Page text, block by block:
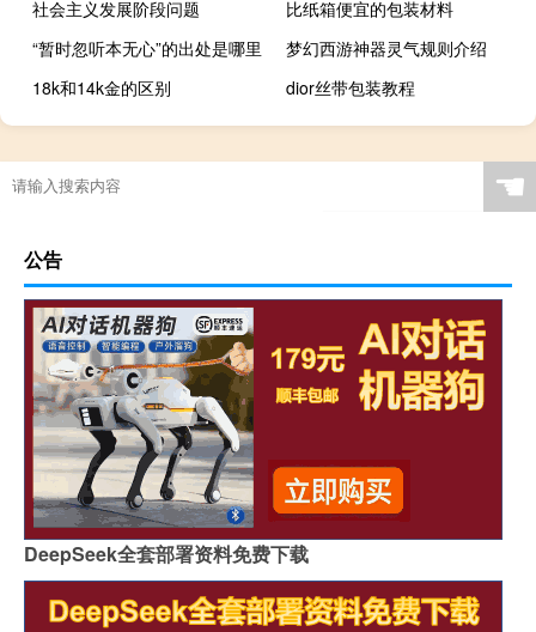
社会主义发展阶段问题
比纸箱便宜的包装材料
“暂时忽听本无心”的出处是哪里
梦幻西游神器灵气规则介绍
18k和14k金的区别
dior丝带包装教程
☚
公告
DeepSeek全套部署资料免费下载